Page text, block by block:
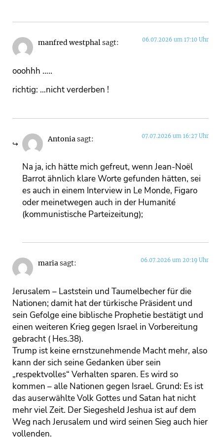
manfred westphalsagt: 06.07.2026 um 17:10 Uhr
ooohhh …..
richtig: …nicht verderben !
Antoniasagt: 07.07.2026 um 16:27 Uhr
Na ja, ich hätte mich gefreut, wenn Jean-Noël
Barrot ähnlich klare Worte gefunden hätten, sei
es auch in einem Interview in Le Monde, Figaro
oder meinetwegen auch in der Humanité
(kommunistische Parteizeitung);
mariasagt: 06.07.2026 um 20:19 Uhr
Jerusalem – Laststein und Taumelbecher für die
Nationen; damit hat der türkische Präsident und
sein Gefolge eine biblische Prophetie bestätigt und
einen weiteren Krieg gegen Israel in Vorbereitung
gebracht ( Hes.38).
Trump ist keine ernstzunehmende Macht mehr, also
kann der sich seine Gedanken über sein
„respektvolles“ Verhalten sparen. Es wird so
kommen – alle Nationen gegen Israel. Grund: Es ist
das auserwählte Volk Gottes und Satan hat nicht
mehr viel Zeit. Der Siegesheld Jeshua ist auf dem
Weg nach Jerusalem und wird seinen Sieg auch hier
vollenden.